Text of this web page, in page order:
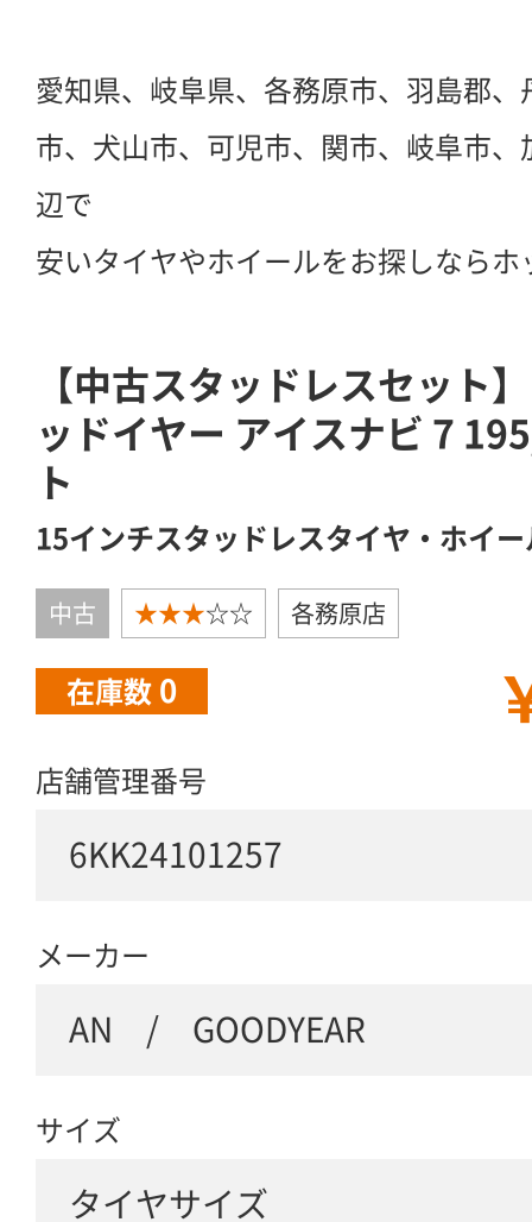
愛知県、岐阜県、各務原市、羽島郡
市、犬山市、可児市、関市、岐阜市
辺で
安いタイヤやホイールをお探しなら
【中古スタッドレスセット
ッドイヤー アイスナビ 7
ト
15インチスタッドレスタイヤ・ホイ
中古 ★★★☆☆ 各務原店
在庫数 0
店舗管理番号
6KK24101257
メーカー
AN / GOODYEAR
サイズ
タイヤサイズ